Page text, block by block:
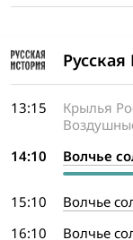
13:15
Крылья
14:10
Волчье
15:10 Волчье
16:10
Волчье